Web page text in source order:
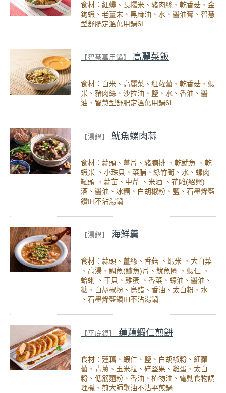
食材：紅蟳、長糯米、豬肉絲、乾香菇、金
鉤蝦、老薑末、黑麻油、水、醬油膏、智慧
型舒肥定溫萬用鍋6L
【智慧萬用鍋】 高麗菜飯
食材：白米、高麗菜、紅蘿蔔、乾香菇、蝦
米、豬肉絲、沙拉油、鹽、水、香油、醬
油、智慧型舒肥定溫萬用鍋6L
【湯鍋】 魷魚螺肉蒜
食材：蒜頭、薑片、豬腩排 、乾魷魚 、乾
蝦米 、小珠貝、菜脯、綠竹筍、水、螺肉
罐頭 、蒜苗、中芹 、米酒 、花雕(紹興)
酒、醬油、冰糖、白胡椒粉、鹽、石墨烯藍
鑽IH不沾湯鍋
【湯鍋】 海鮮羹
食材：蒜頭、薑絲、香菇 、蝦米 、大白菜
、高湯、鯛魚(鱸魚)片、魷魚圈 、蝦仁 、
蛤蜊 、干貝、雞蛋 、香菜、蠔油、醬油、
糖、白胡椒粉、烏醋、香油、太白粉、水
、石墨烯藍鑽IH不沾湯鍋
【平底鍋】 蓮藕蝦仁煎餅
食材：蓮藕、蝦仁、鹽、白胡椒粉、紅蘿
蔔、青蔥、玉米粒、碎堅果、雞蛋、太白
粉、低筋麵粉、香油、植物油、電動食物調
理機、煎大師聚油不沾平煎鍋